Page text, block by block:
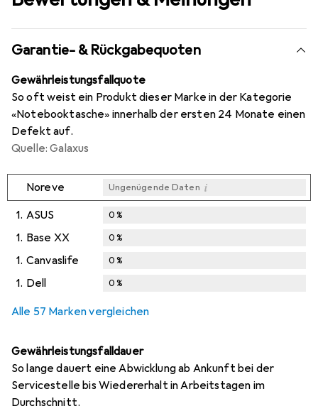
Garantie- & Rückgabequoten
Gewährleistungsfallquote
So oft weist ein Produkt dieser Marke in der Kategorie
«Notebooktasche» innerhalb der ersten 24 Monate einen
Defekt auf.
Quelle: Galaxus
Noreve Ungenügende Daten i
1. ASUS 0%
1. Base XX 0%
1. Canvaslife 0%
1. Dell 0%
Alle 57 Marken vergleichen
Gewährleistungsfalldauer
So lange dauert eine Abwicklung ab Ankunft bei der
Servicestelle bis Wiedererhalt in Arbeitstagen im
Durchschnitt.